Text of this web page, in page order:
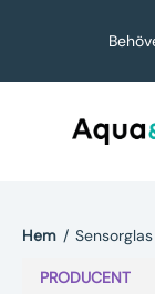
Hem /
PRODUCENT